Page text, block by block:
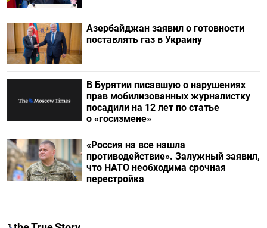
Азербайджан заявил о готовности
поставлять газ в Украину
В Бурятии писавшую о нарушениях
прав мобилизованных журналистку
посадили на 12 лет по статье
о «госизмене»
«Россия на все нашла
противодействие». Залужный заявил,
что НАТО необходима срочная
перестройка